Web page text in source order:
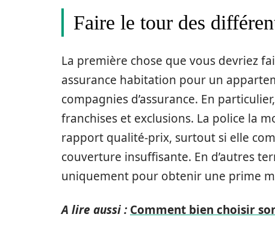
Faire le tour des
La première chose que vous devriez
assurance habitation pour un
compagnies d’assurance. En
franchises et exclusions. La police la
rapport qualité-prix, surtout si elle
couverture insuffisante. En d’autres
uniquement pour obtenir une prime
A lire aussi : Comment bien choisir